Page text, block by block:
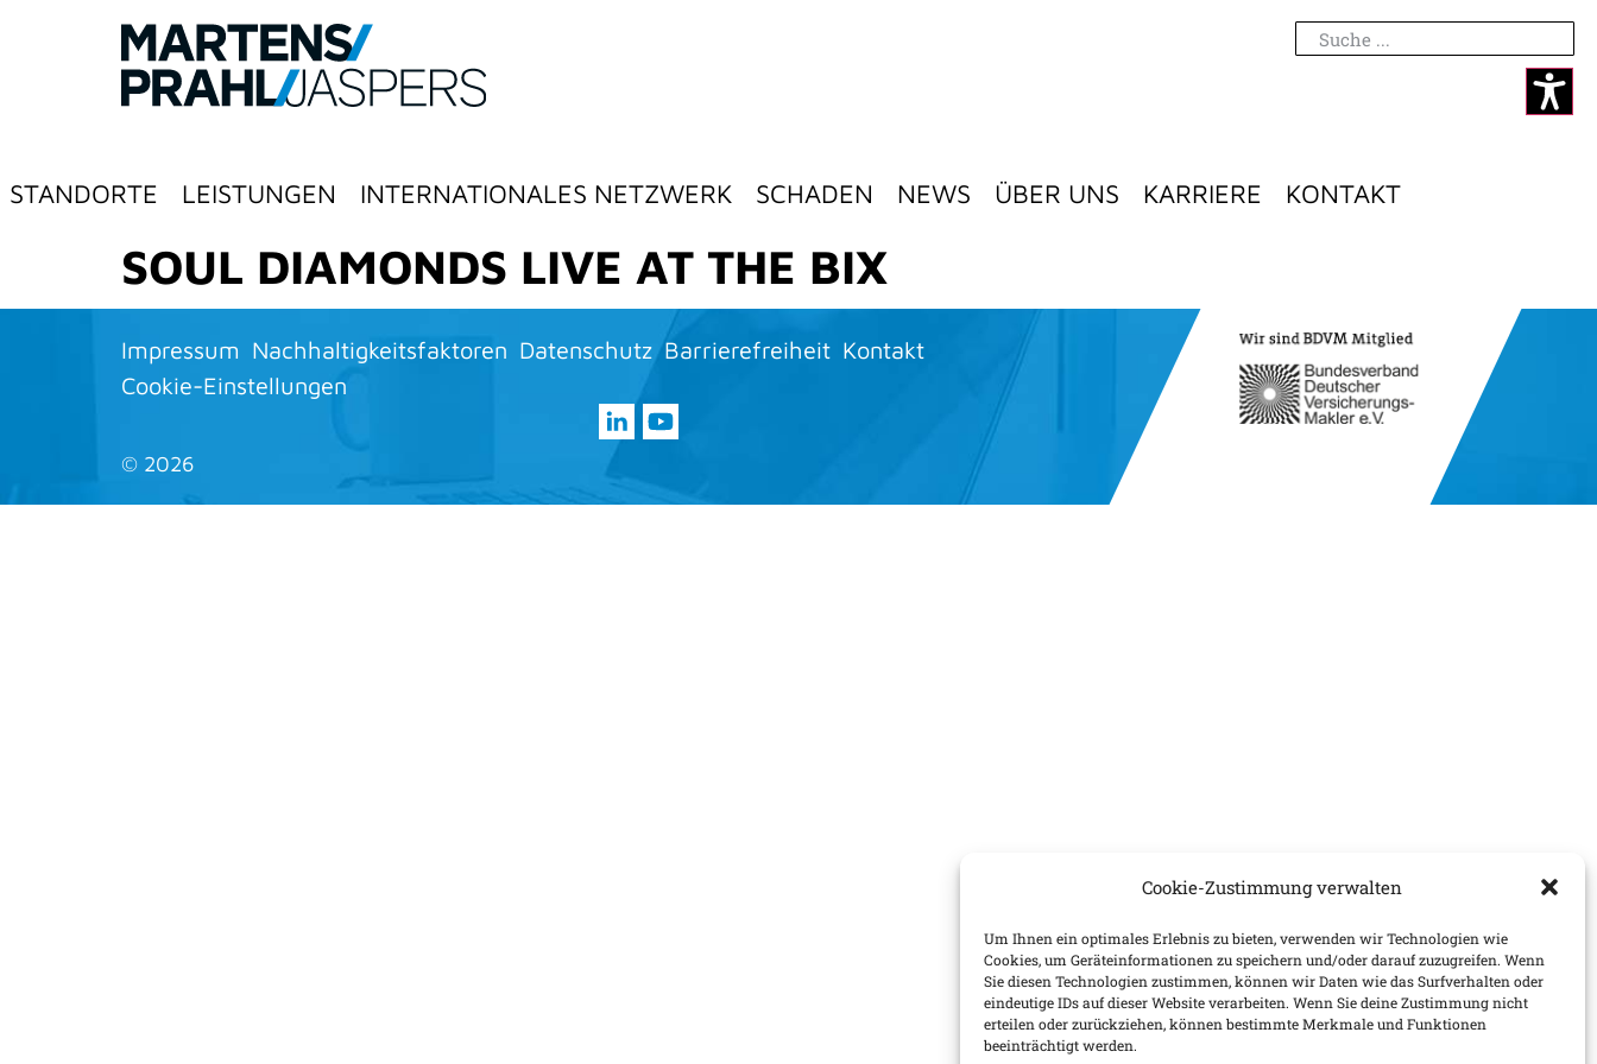
Cookie-Zustimmung verwalten
Um Ihnen ein optimales Erlebnis zu bieten, verwenden wir Technologien wie
Cookies, um Geräteinformationen zu speichern und/oder darauf zuzugreifen. Wenn
Sie diesen Technologien zustimmen, können wir Daten wie das Surfverhalten oder
eindeutige IDs auf dieser Website verarbeiten. Wenn Sie deine Zustimmung nicht
erteilen oder zurückziehen, können bestimmte Merkmale und Funktionen
beeinträchtigt werden.
STANDORTE LEISTUNGEN INTERNATIONALES NETZWERK SCHADEN NEWS ÜBER UNS KARRIERE KONTAKT
SOUL DIAMONDS LIVE AT THE BIX
Impressum Nachhaltigkeitsfaktoren Datenschutz Barrierefreiheit Kontakt
Cookie-Einstellungen
© 2026